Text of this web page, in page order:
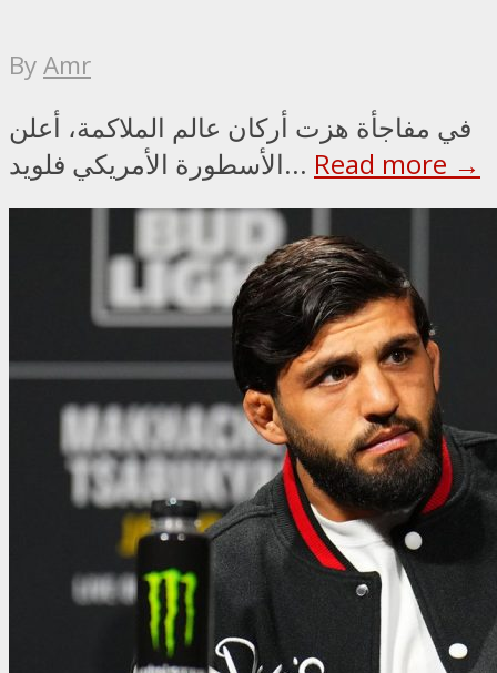
ByAmr
في مفاجأة هزت أركان عالم الملاكمة، أعلن
الأسطورة الأمريكي فلويد... Read more →